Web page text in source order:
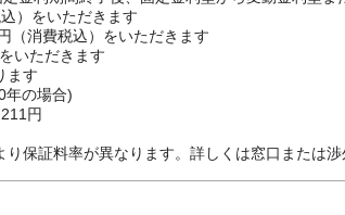
）をいただきます
（消費税込）をいただきます
いただきます
ます
年の場合)
円
保証料率が異なります。詳しくは窓口または渉